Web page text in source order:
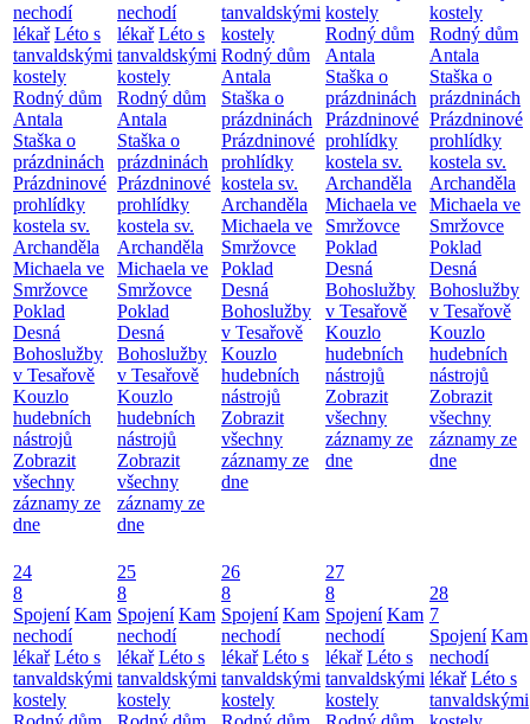
nechodí
lékař Léto s
tanvaldskými
kostely
Rodný dům
Antala
Staška o
prázdninách
Prázdninové
prohlídky
kostela sv.
Archanděla
Michaela ve
Smržovce
Poklad
Desná
Bohoslužby
v Tesařově
Kouzlo
hudebních
nástrojů
Zobrazit
všechny
záznamy ze
dne
nechodí
lékař Léto s
tanvaldskými
kostely
Rodný dům
Antala
Staška o
prázdninách
Prázdninové
prohlídky
kostela sv.
Archanděla
Michaela ve
Smržovce
Poklad
Desná
Bohoslužby
v Tesařově
Kouzlo
hudebních
nástrojů
Zobrazit
všechny
záznamy ze
dne
tanvaldskými
kostely
Rodný dům
Antala
Staška o
prázdninách
Prázdninové
prohlídky
kostela sv.
Archanděla
Michaela ve
Smržovce
Poklad
Desná
Bohoslužby
v Tesařově
Kouzlo
hudebních
nástrojů
Zobrazit
všechny
záznamy ze
dne
kostely
Rodný dům
Antala
Staška o
prázdninách
Prázdninové
prohlídky
kostela sv.
Archanděla
Michaela ve
Smržovce
Poklad
Desná
Bohoslužby
v Tesařově
Kouzlo
hudebních
nástrojů
Zobrazit
všechny
záznamy ze
dne
kostely
Rodný dům
Antala
Staška o
prázdninách
Prázdninové
prohlídky
kostela sv.
Archanděla
Michaela ve
Smržovce
Poklad
Desná
Bohoslužby
v Tesařově
Kouzlo
hudebních
nástrojů
Zobrazit
všechny
záznamy ze
dne
24
8
Spojení Kam
nechodí
lékař Léto s
tanvaldskými
kostely
25
8
Spojení Kam
nechodí
lékař Léto s
tanvaldskými
kostely
26
8
Spojení Kam
nechodí
lékař Léto s
tanvaldskými
kostely
27
8
Spojení Kam
nechodí
lékař Léto s
tanvaldskými
kostely
28
7
Spojení Kam
nechodí
lékař Léto s
tanvaldskými